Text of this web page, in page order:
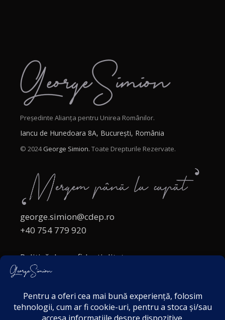
Președinte Alianța pentru Unirea Românilor.
Iancu de Hunedoara 8A, București, România
© 2024George Simion. Toate Drepturile Rezervate.
george.simion@cdep.ro
+40 754 779 920
Politică de confidențialitate
Politica cookies
Acordul de markting
Disclaimer